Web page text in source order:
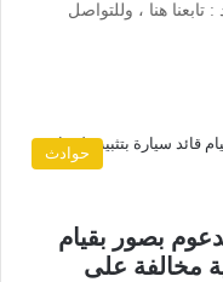
تابعنا هنا ، وللتواصل
حوادث
بصور بقيام
مخالفة على